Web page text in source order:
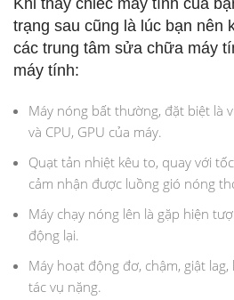
Khi thấy chiếc máy tính của
trạng sau cũng là lúc bạn nên
các trung tâm sửa chữa máy
máy tính:
Máy nóng bất thường, đặt biệt là
và CPU, GPU của máy.
Quạt tản nhiệt kêu to, quay với
cảm nhận được luồng gió nóng
Máy chạy nóng lên là gặp hiện
động lại.
Máy hoạt động đơ, chậm, giật
tác vụ nặng.